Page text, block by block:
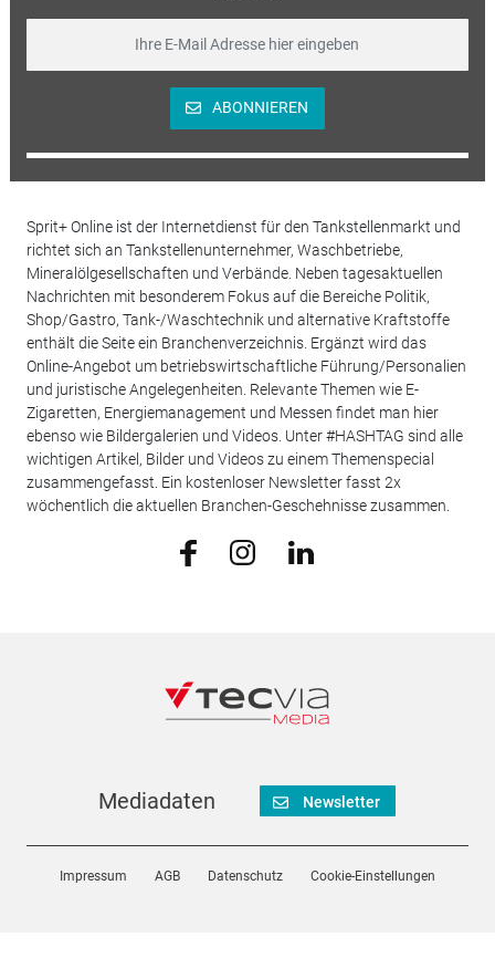
ABONNIEREN
Sprit+ Online ist der Internetdienst für den Tankstellenmarkt und
richtet sich an Tankstellenunternehmer, Waschbetriebe,
Mineralölgesellschaften und Verbände. Neben tagesaktuellen
Nachrichten mit besonderem Fokus auf die Bereiche Politik,
Shop/Gastro, Tank-/Waschtechnik und alternative Kraftstoffe
enthält die Seite ein Branchenverzeichnis. Ergänzt wird das
Online-Angebot um betriebswirtschaftliche Führung/Personalien
und juristische Angelegenheiten. Relevante Themen wie E-
Zigaretten, Energiemanagement und Messen findet man hier
ebenso wie Bildergalerien und Videos. Unter #HASHTAG sind alle
wichtigen Artikel, Bilder und Videos zu einem Themenspecial
zusammengefasst. Ein kostenloser Newsletter fasst 2x
wöchentlich die aktuellen Branchen-Geschehnisse zusammen.
Mediadaten Newsletter
Impressum AGB Datenschutz Cookie-Einstellungen